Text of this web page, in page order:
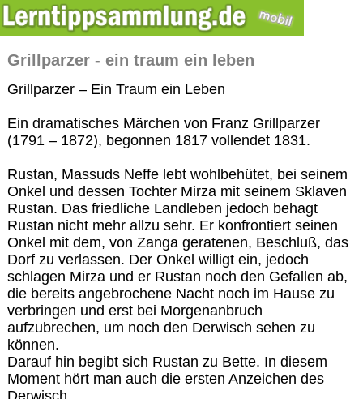
Grillparzer - ein traum ein leben
Grillparzer – Ein Traum ein Leben
Ein dramatisches Märchen von Franz Grillparzer
(1791 – 1872), begonnen 1817 vollendet 1831.
Rustan, Massuds Neffe lebt wohlbehütet, bei seinem
Onkel und dessen Tochter Mirza mit seinem Sklaven
Rustan. Das friedliche Landleben jedoch behagt
Rustan nicht mehr allzu sehr. Er konfrontiert seinen
Onkel mit dem, von Zanga geratenen, Beschluß, das
Dorf zu verlassen. Der Onkel willigt ein, jedoch
schlagen Mirza und er Rustan noch den Gefallen ab,
die bereits angebrochene Nacht noch im Hause zu
verbringen und erst bei Morgenanbruch
aufzubrechen, um noch den Derwisch sehen zu
können.
Darauf hin begibt sich Rustan zu Bette. In diesem
Moment hört man auch die ersten Anzeichen des
Derwisch.